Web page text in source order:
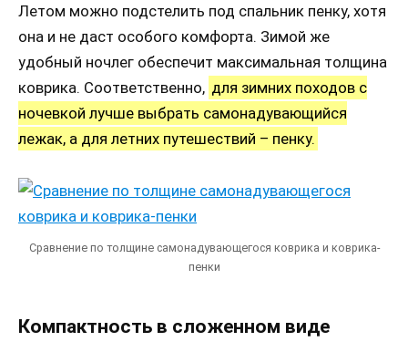
Летом можно подстелить под спальник пенку, хотя
она и не даст особого комфорта. Зимой же
удобный ночлег обеспечит максимальная толщина
коврика. Соответственно, для зимних походов с
ночевкой лучше выбрать самонадувающийся
лежак, а для летних путешествий – пенку.
Сравнение по толщине самонадувающегося коврика и коврика-
пенки
Компактность в сложенном виде